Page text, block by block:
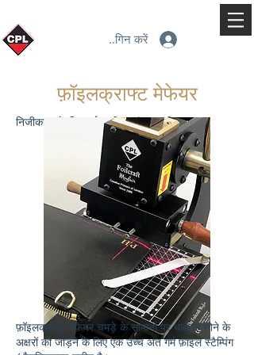
लॉगिन करें
फ़ॉइलक्राफ्ट मेफेयर
निजीकरण के लिए गर्म पन्नी मुद्रांकन मशीन
फ़ॉइलक्राफ्ट मेफ़ेयर चमड़े के सामानों पर धातु के सोने के
अक्षरों को जोड़ने के लिए एक उच्च अंत गर्म फ़ॉइल स्टैम्पिंग